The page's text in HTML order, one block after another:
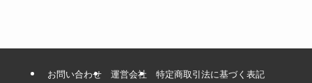
お問い合わせ 運営会社 特定商取引法に基づく表記